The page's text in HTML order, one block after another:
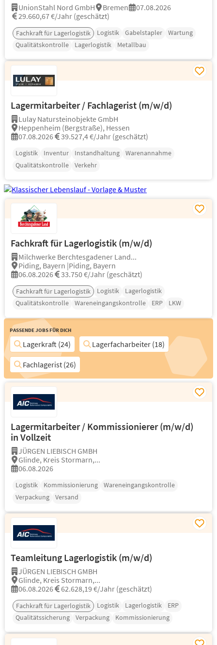
UnionStahl Nord GmbH Bremen
07.08.2026
29.660,67 €/Jahr (geschätzt)
Fachkraft für Lagerlogistik Logistik Gabelstapler
Wartung
Qualitätskontrolle
Lagerlogistik Metallbau
Lagermitarbeiter / Fachlagerist (m/w/d)
Lulay Natursteinobjekte GmbH
Heppenheim (Bergstraße), Hessen
07.08.2026
39.527,4 €/Jahr (geschätzt)
Logistik Inventur Instandhaltung
Warenannahme
Qualitätskontrolle
Verkehr
Fachkraft für Lagerlogistik (m/w/d)
Milchwerke Berchtesgadener Land...
Piding, Bayern |Piding, Bayern
06.08.2026
33.750 €/Jahr (geschätzt)
Fachkraft für Lagerlogistik Logistik
Lagerlogistik
Qualitätskontrolle
Wareneingangskontrolle ERP LKW
Passende Jobs für Dich
Lagerkraft (24)
Lagerfacharbeiter (18)
Fachlagerist (26)
Lagermitarbeiter / Kommissionierer (m/w/d)
in Vollzeit
JÜRGEN LIEBISCH GMBH
Glinde, Kreis Stormarn,...
06.08.2026
Logistik Kommissionierung
Wareneingangskontrolle
Verpackung
Versand
Teamleitung Lagerlogistik (m/w/d)
JÜRGEN LIEBISCH GMBH
Glinde, Kreis Stormarn,...
06.08.2026
62.628,19 €/Jahr (geschätzt)
Fachkraft für Lagerlogistik Logistik Lagerlogistik
ERP
Qualitätssicherung
Verpackung Kommissionierung